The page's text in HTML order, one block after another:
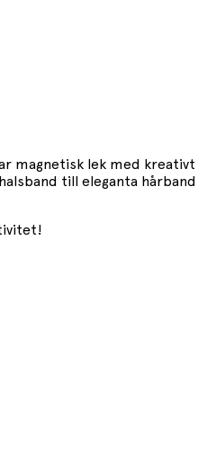
magnetisk lek med kreativt
till eleganta hårband